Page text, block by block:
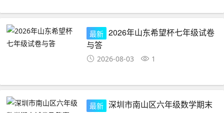
最新 2026年山东希望杯七年级试卷
与答
2026-08-03 1
最新 深圳市南山区六年级数学期末